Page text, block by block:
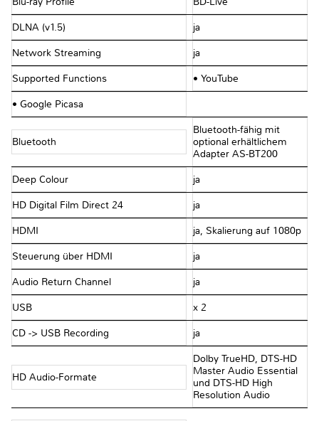
DLNA (v1.5) ja
Network Streaming ja
Supported Functions • YouTube
• Google Picasa
Bluetooth
Bluetooth-fähig mit
optional erhältlichem
Adapter AS-BT200
Deep Colour ja
HD Digital Film Direct 24 ja
HDMI ja, Skalierung auf 1080p
Steuerung über HDMI ja
Audio Return Channel ja
USB x 2
CD -> USB Recording ja
HD Audio-Formate
Dolby TrueHD, DTS-HD
Master Audio Essential
und DTS-HD High
Resolution Audio